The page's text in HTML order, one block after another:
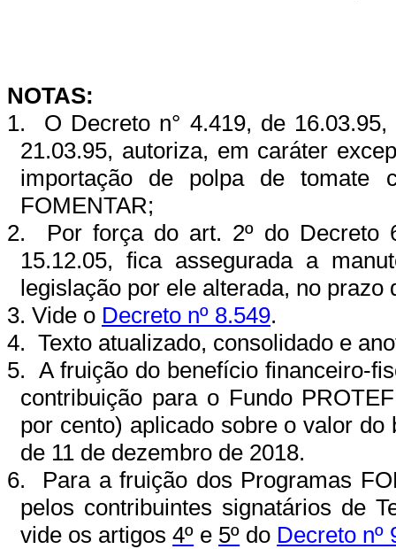
NOTAS:
1.
O Decreto n° 4.419, de
21.03.95, autoriza, em caráter
importação de polpa de tomate
FOMENTAR;
2.
Por força do art. 2º do Decreto
15.12.05, fica assegurada a
legislação por ele alterada, no
3. Vide o Decreto nº 8.549.
4. Texto atualizado, consolidado e
5. A fruição do benefício financeiro-
contribuição para o Fundo
por cento) aplicado sobre o valor
de 11 de dezembro de 2018.
6.
Para a fruição dos Programas
pelos contribuintes signatários de
vide os artigos4º e 5º do Decreto nº